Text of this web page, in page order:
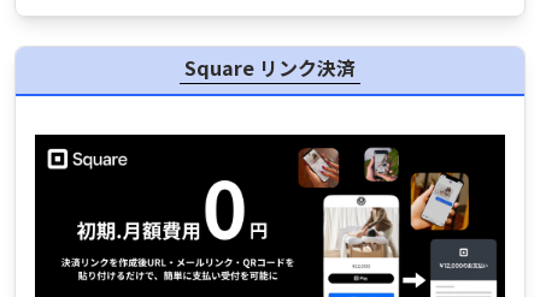
Square リンク決済